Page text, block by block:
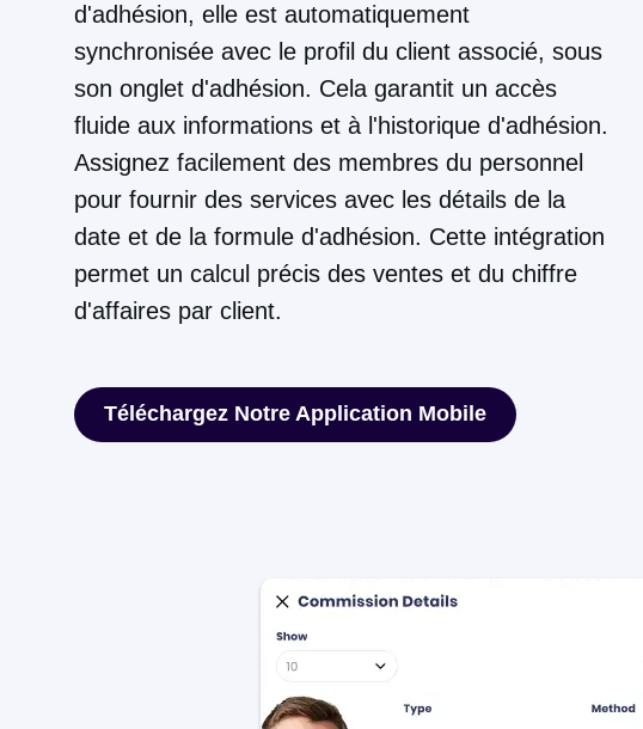
d'adhésion, elle est automatiquement
synchronisée avec le profil du client associé, sous
son onglet d'adhésion. Cela garantit un accès
fluide aux informations et à l'historique d'adhésion.
Assignez facilement des membres du personnel
pour fournir des services avec les détails de la
date et de la formule d'adhésion. Cette intégration
permet un calcul précis des ventes et du chiffre
d'affaires par client.
Téléchargez Notre Application Mobile